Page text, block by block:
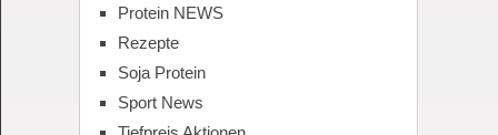
Protein NEWS
Rezepte
Soja Protein
Sport News